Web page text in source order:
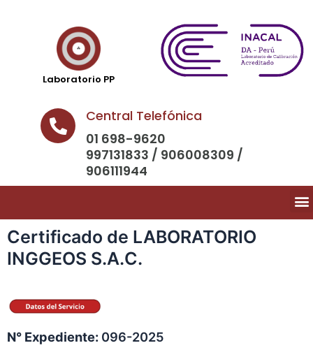
Laboratorio PP
Central Telefónica
01 698-9620
997131833 / 906008309 /
906111944
Certificado de LABORATORIO
INGGEOS S.A.C.
N° Expediente: 096-2025